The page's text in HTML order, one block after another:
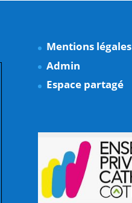
Mentions légales
Admin
Espace partagé